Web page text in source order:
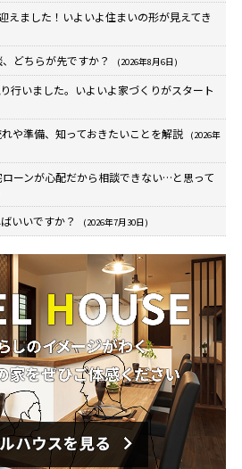
えました！いよいよ住まいの形が見えてき
どちらが先ですか？ (2026年8月6日)
行いました。いよいよ家づくりがスタート
や準備、知っておきたいことを解説
(2026年
ーンが心配だから相談できない…と思って
いいですか？ (2026年7月30日)